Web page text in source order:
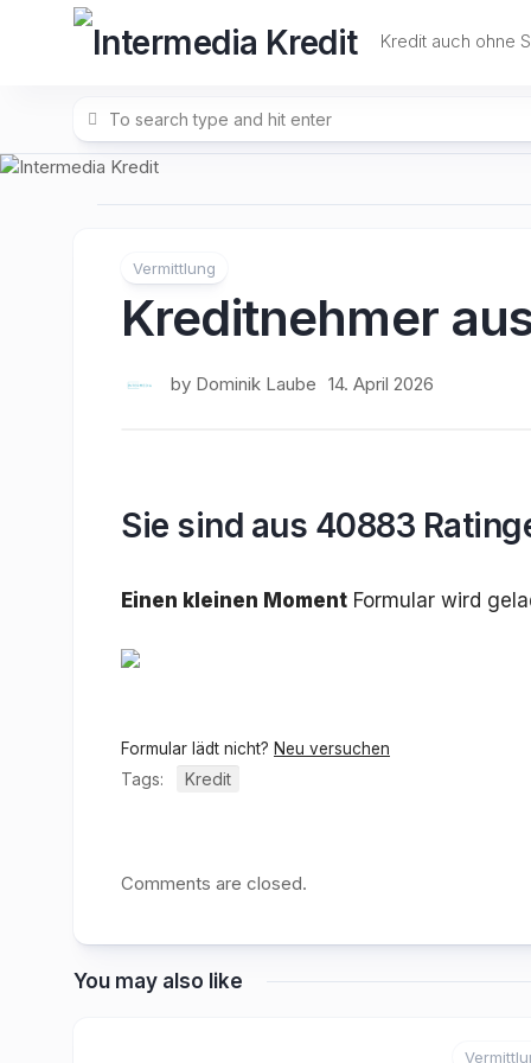
Kredit auch ohne
Vermittlung
Kreditnehmer
by Dominik Laube 14. April 2026
Sie sind aus 40883
Einen kleinen Moment Formular wird
Formular lädt nicht? Neu versuchen
Tags: Kredit
Comments are closed.
You may also like